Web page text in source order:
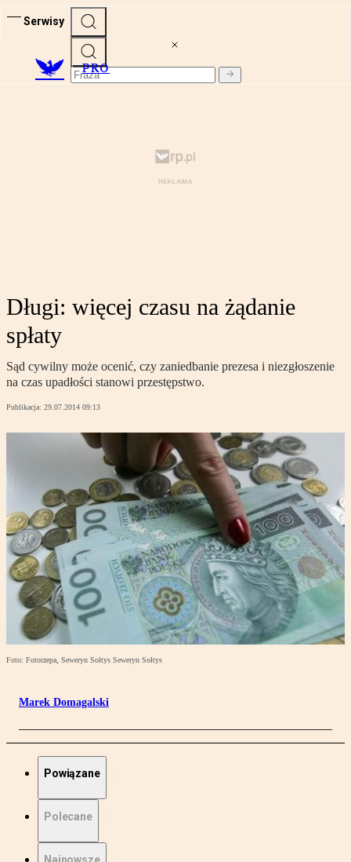
Serwisy
PRO
Długi: więcej czasu na żądanie
spłaty
Sąd cywilny może ocenić, czy zaniedbanie prezesa i niezgłoszenie
na czas upadłości stanowi przestępstwo.
Publikacja: 29.07.2014 09:13
Foto: Fotorzepa, Seweryn Sołtys Seweryn Sołtys
Marek Domagalski
Powiązane
Polecane